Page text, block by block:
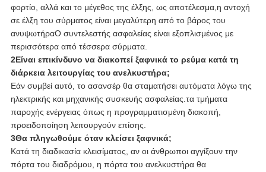
φορτίο, αλλά και το μέγεθος της έλξης, ως αποτέλεσμα,η αντοχή
σε έλξη του σύρματος είναι μεγαλύτερη από το βάρος του
ανυψωτήραΟ συντελεστής ασφαλείας είναι εξοπλισμένος με
περισσότερα από τέσσερα σύρματα.
2Είναι επικίνδυνο να διακοπεί ξαφνικά το ρεύμα κατά τη
διάρκεια λειτουργίας του ανελκυστήρα;
Εάν συμβεί αυτό, το ασανσέρ θα σταματήσει αυτόματα λόγω της
ηλεκτρικής και μηχανικής συσκευής ασφαλείας.τα τμήματα
παροχής ενέργειας όπως η προγραμματισμένη διακοπή,
προειδοποίηση λειτουργούν επίσης.
3Θα πληγωθούμε όταν κλείσει ξαφνικά;
Κατά τη διαδικασία κλεισίματος, αν οι άνθρωποι αγγίξουν την
πόρτα του διαδρόμου, η πόρτα του ανελκυστήρα θα